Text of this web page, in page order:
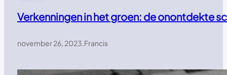
Verkenningen in het groen: de onontdekte
november 26, 2023.Francis